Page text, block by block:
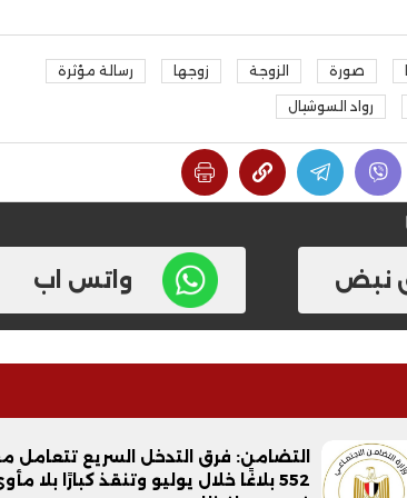
صورة الزوجة زوجها رسالة مؤثرة
رواد السوشيال
نبض واتس اب
التضامن: فرق التدخل السريع تتعامل
552 بلاغًا خلال يوليو وتنقذ كبارًا بلا